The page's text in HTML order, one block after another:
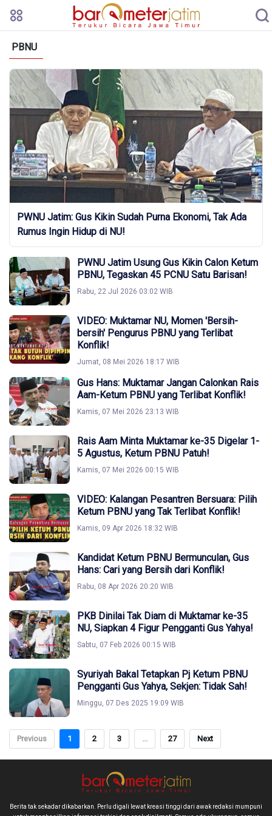
PBNU
PWNU Jatim: Gus Kikin Sudah Purna Ekonomi, Tak Ada
Rumus Ingin Hidup di NU!
PWNU Jatim Usung Gus Kikin Calon Ketum
PBNU, Tegaskan 45 PCNU Satu Barisan!
Rabu, 22 Jul 2026 03:02 WIB
VIDEO: Muktamar NU, Momen 'Bersih-
bersih' Pengurus PBNU yang Terlibat
Konflik!
Jumat, 08 Mei 2026 18:17 WIB
Gus Hans: Muktamar Jangan Calonkan Rais
Aam-Ketum PBNU yang Terlibat Konflik!
Kamis, 07 Mei 2026 23:13 WIB
Rais Aam Minta Muktamar ke-35 Digelar 1-
5 Agustus, Ketum PBNU Patuh!
Kamis, 07 Mei 2026 00:15 WIB
VIDEO: Kalangan Pesantren Bersuara: Pilih
Ketum PBNU yang Tak Terlibat Konflik!
Kamis, 09 Apr 2026 18:32 WIB
Kandidat Ketum PBNU Bermunculan, Gus
Hans: Cari yang Bersih dari Konflik!
Rabu, 08 Apr 2026 20:20 WIB
PKB Dinilai Tak Diam di Muktamar ke-35
NU, Siapkan 4 Figur Pengganti Gus Yahya!
Sabtu, 07 Feb 2026 00:15 WIB
Syuriyah Bakal Tetapkan Pj Ketum PBNU
Pengganti Gus Yahya, Sekjen: Tidak Sah!
Minggu, 07 Des 2025 19:09 WIB
Previous 1 2 3 ... 27 Next
Berita tak sekadar dikabarkan. Perlu digali lewat kreasi tinggi dari awak redaksi mumpuni